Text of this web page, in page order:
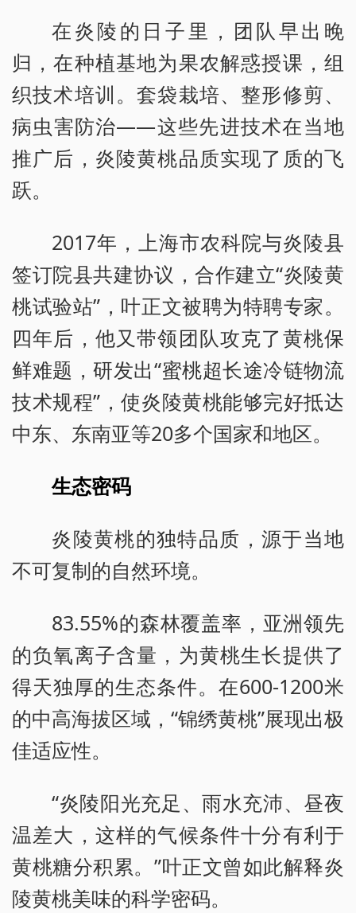
在炎陵的日子里，团队早出晚
归，在种植基地为果农解惑授课，组
织技术培训。套袋栽培、整形修剪、
病虫害防治——这些先进技术在当地
推广后，炎陵黄桃品质实现了质的飞
跃。
2017年，上海市农科院与炎陵县
签订院县共建协议，合作建立“炎陵黄
桃试验站”，叶正文被聘为特聘专家。
四年后，他又带领团队攻克了黄桃保
鲜难题，研发出“蜜桃超长途冷链物流
技术规程”，使炎陵黄桃能够完好抵达
中东、东南亚等20多个国家和地区。
生态密码
炎陵黄桃的独特品质，源于当地
不可复制的自然环境。
83.55%的森林覆盖率，亚洲领先
的负氧离子含量，为黄桃生长提供了
得天独厚的生态条件。在600-1200米
的中高海拔区域，“锦绣黄桃”展现出极
佳适应性。
“炎陵阳光充足、雨水充沛、昼夜
温差大，这样的气候条件十分有利于
黄桃糖分积累。”叶正文曾如此解释炎
陵黄桃美味的科学密码。